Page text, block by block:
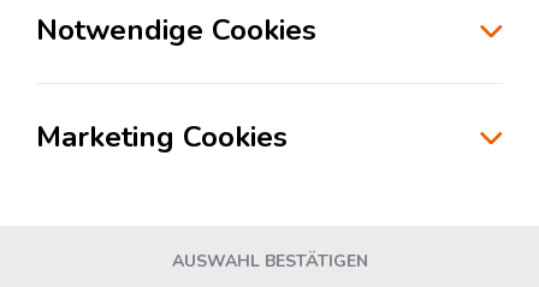
der Branche Automotive in Borken
Notwendige Cookies
Marketing Cookies
AUSWAHL BESTÄTIGEN